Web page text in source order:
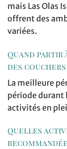
mais Las Olas
offrent des
variées.
Quand partir
des
La meilleure
période durant
activités en
Quelles